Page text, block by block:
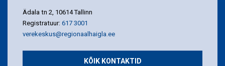
Ädala tn 2, 10614 Tallinn
Registratuur: 617 3001
verekeskus@regionaalhaigla.ee
KÕIK KONTAKTID